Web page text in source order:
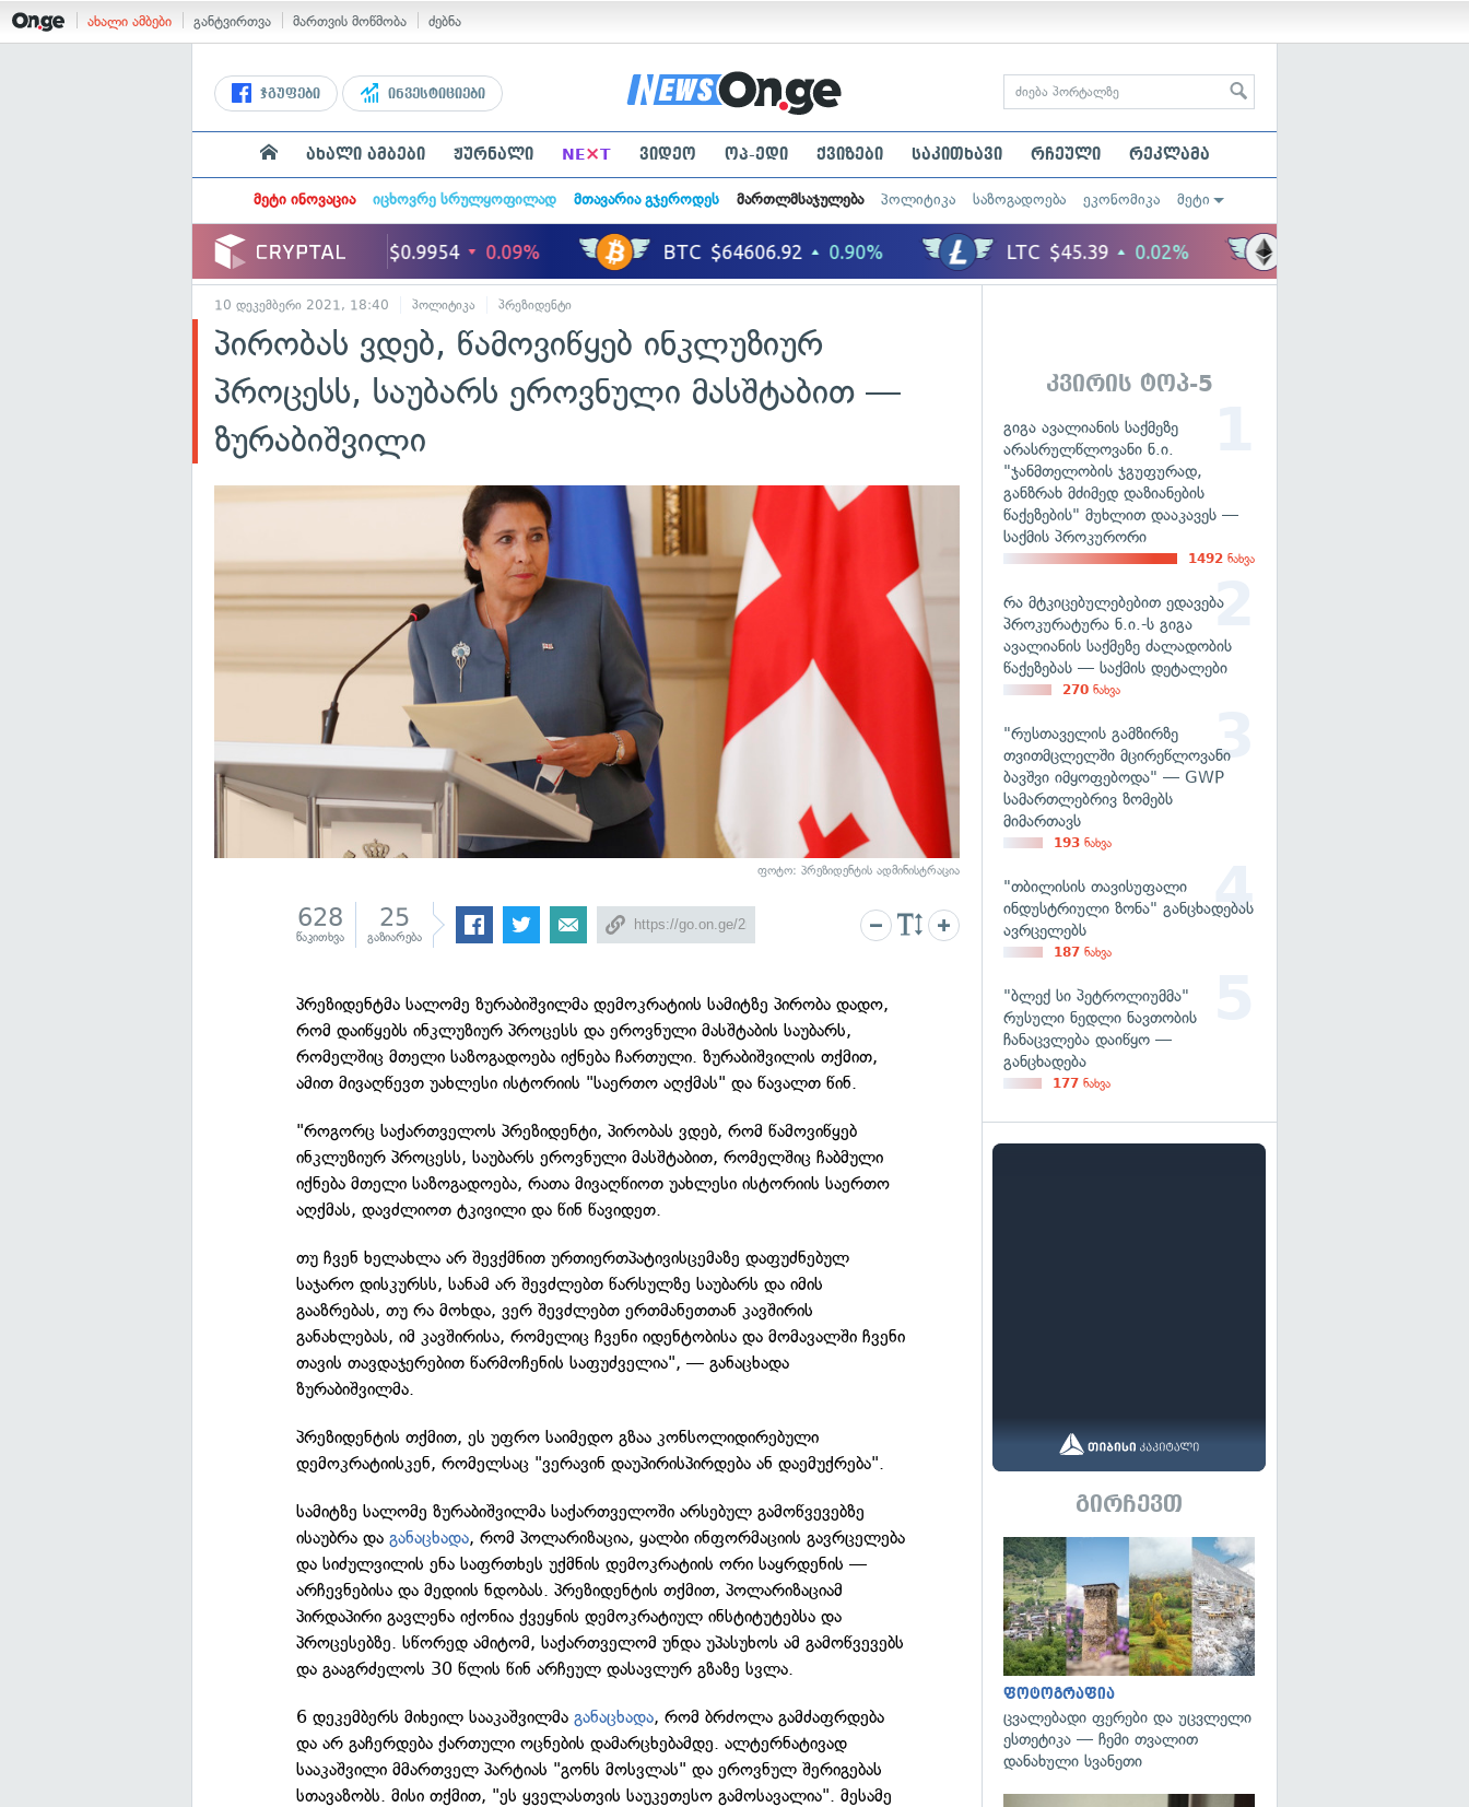
ახალი ამბები განტვირთვა მართვის მოწმობა ძებნა
ჯგუფები ინვესტიციები
ახალი ამბები ჟურნალი NE×T ვიდეო ოპ-ედი ქვიზები საკითხავი რჩეული რეკლამა
მეტი ინოვაცია იცხოვრე სრულყოფილად მთავარია გჯეროდეს მართლმსაჯულება პოლიტიკა საზოგადოება ეკონომიკა მეტი
10 დეკემბერი 2021, 18:40 პოლიტიკა პრეზიდენტი
პირობას ვდებ, წამოვიწყებ ინკლუზიურ
პროცესს, საუბარს ეროვნული მასშტაბით —
ზურაბიშვილი
ფოტო: პრეზიდენტის ადმინისტრაცია
628
წაკითხვა
25
გაზიარება
პრეზიდენტმა სალომე ზურაბიშვილმა დემოკრატიის სამიტზე პირობა დადო,
რომ დაიწყებს ინკლუზიურ პროცესს და ეროვნული მასშტაბის საუბარს,
რომელშიც მთელი საზოგადოება იქნება ჩართული. ზურაბიშვილის თქმით,
ამით მივაღწევთ უახლესი ისტორიის "საერთო აღქმას" და წავალთ წინ.
"როგორც საქართველოს პრეზიდენტი, პირობას ვდებ, რომ წამოვიწყებ
ინკლუზიურ პროცესს, საუბარს ეროვნული მასშტაბით, რომელშიც ჩაბმული
იქნება მთელი საზოგადოება, რათა მივაღწიოთ უახლესი ისტორიის საერთო
აღქმას, დავძლიოთ ტკივილი და წინ წავიდეთ.
თუ ჩვენ ხელახლა არ შევქმნით ურთიერთპატივისცემაზე დაფუძნებულ
საჯარო დისკურსს, სანამ არ შევძლებთ წარსულზე საუბარს და იმის
გააზრებას, თუ რა მოხდა, ვერ შევძლებთ ერთმანეთთან კავშირის
განახლებას, იმ კავშირისა, რომელიც ჩვენი იდენტობისა და მომავალში ჩვენი
თავის თავდაჯერებით წარმოჩენის საფუძველია", — განაცხადა
ზურაბიშვილმა.
პრეზიდენტის თქმით, ეს უფრო საიმედო გზაა კონსოლიდირებული
დემოკრატიისკენ, რომელსაც "ვერავინ დაუპირისპირდება ან დაემუქრება".
სამიტზე სალომე ზურაბიშვილმა საქართველოში არსებულ გამოწვევებზე
ისაუბრა დაგანაცხადა, რომ პოლარიზაცია, ყალბი ინფორმაციის გავრცელება
და სიძულვილის ენა საფრთხეს უქმნის დემოკრატიის ორი საყრდენის —
არჩევნებისა და მედიის ნდობას. პრეზიდენტის თქმით, პოლარიზაციამ
პირდაპირი გავლენა იქონია ქვეყნის დემოკრატიულ ინსტიტუტებსა და
პროცესებზე. სწორედ ამიტომ, საქართველომ უნდა უპასუხოს ამ გამოწვევებს
და გააგრძელოს 30 წლის წინ არჩეულ დასავლურ გზაზე სვლა.
6 დეკემბერს მიხეილ სააკაშვილმაგანაცხადა, რომ ბრძოლა გამძაფრდება
და არ გაჩერდება ქართული ოცნების დამარცხებამდე. ალტერნატივად
სააკაშვილი მმართველ პარტიას "გონს მოსვლას" და ეროვნულ შერიგებას
სთავაზობს. მისი თქმით, "ეს ყველასთვის საუკეთესო გამოსავალია". მესამე
კვირის ტოპ-5
გიგა ავალიანის საქმეზე
არასრულწლოვანი ნ.ი.
"ჯანმთელობის ჯგუფურად,
განზრახ მძიმედ დაზიანების
წაქეზების" მუხლით დააკავეს —
საქმის პროკურორი
1492 ნახვა
რა მტკიცებულებებით ედავება
პროკურატურა ნ.ი.-ს გიგა
ავალიანის საქმეზე ძალადობის
წაქეზებას — საქმის დეტალები
270 ნახვა
"რუსთაველის გამზირზე
თვითმცლელში მცირეწლოვანი
ბავშვი იმყოფებოდა" — GWP
სამართლებრივ ზომებს
მიმართავს
193 ნახვა
"თბილისის თავისუფალი
ინდუსტრიული ზონა" განცხადებას
ავრცელებს
187 ნახვა
"ბლექ სი პეტროლიუმმა"
რუსული ნედლი ნავთობის
ჩანაცვლება დაიწყო —
განცხადება
177 ნახვა
გირჩევთ
ფოტოგრაფია
ცვალებადი ფერები და უცვლელი
ესთეტიკა — ჩემი თვალით
დანახული სვანეთი